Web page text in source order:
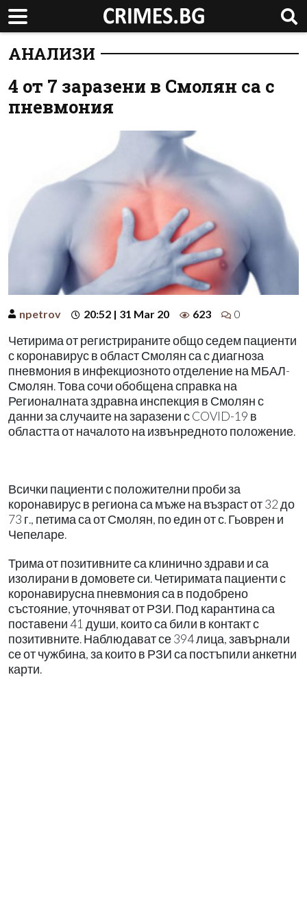
АНАЛИЗИ
4 от 7 заразени в Смолян са с
пневмония
npetrov 20:52 | 31 Mar 20 623 0
Четирима от регистрираните общо седем пациенти
с коронавирус в област Смолян са с диагноза
пневмония в инфекциозното отделение на МБАЛ-
Смолян. Това сочи обобщена справка на
Регионалната здравна инспекция в Смолян с
данни за случаите на заразени с COVID-19 в
областта от началото на извънредното положение.
Всички пациенти с положителни проби за
коронавирус в региона са мъже на възраст от 32 до
73 г., петима са от Смолян, по един от с. Гьоврен и
Чепеларе.
Трима от позитивните са клинично здрави и са
изолирани в домовете си. Четиримата пациенти с
коронавирусна пневмония са в подобрено
състояние, уточняват от РЗИ. Под карантина са
поставени 41 души, които са били в контакт с
позитивните. Наблюдават се 394 лица, завърнали
се от чужбина, за които в РЗИ са постъпили анкетни
карти.